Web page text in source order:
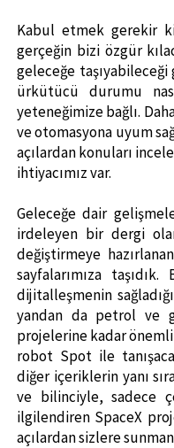
Kabul etmek gerekir
gerçeğin bizi özgür
geleceğe
ürkütücü durumu
yeteneğimize bağlı.
ve otomasyona uyum
açılardan konuları
ihtiyacımız var.
Geleceğe dair
irdeleyen bir dergi
değiştirmeye
sayfalarımıza
dijitalleşmenin
yandan da petrol ve
projelerine kadar
robot Spot ile
diğer içeriklerin yanı
ve bilinciyle, sadece
ilgilendiren SpaceX
açılardan sizlere